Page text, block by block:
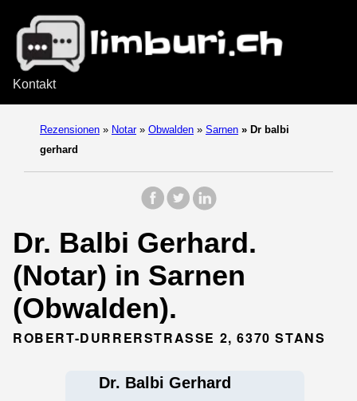
Kontakt
Rezensionen » Notar » Obwalden » Sarnen » Dr balbi
gerhard
Dr. Balbi Gerhard.
(Notar) in Sarnen
(Obwalden).
ROBERT-DURRERSTRASSE 2, 6370 STANS
Dr. Balbi Gerhard